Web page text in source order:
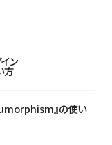
ン
方
』の使い